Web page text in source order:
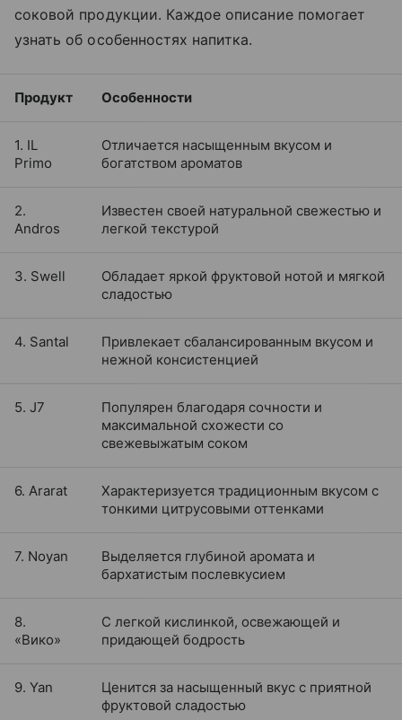
соковой продукции. Каждое описание помогает
узнать об особенностях напитка.
Продукт Особенности
1. IL
Primo
Отличается насыщенным вкусом и
богатством ароматов
2.
Andros
Известен своей натуральной свежестью и
легкой текстурой
3. Swell
Обладает яркой фруктовой нотой и мягкой
сладостью
4. Santal
Привлекает сбалансированным вкусом и
нежной консистенцией
5. J7
Популярен благодаря сочности и
максимальной схожести со
свежевыжатым соком
6. Ararat
Характеризуется традиционным вкусом с
тонкими цитрусовыми оттенками
7. Noyan
Выделяется глубиной аромата и
бархатистым послевкусием
8.
«Вико»
С легкой кислинкой, освежающей и
придающей бодрость
9. Yan
Ценится за насыщенный вкус с приятной
фруктовой сладостью